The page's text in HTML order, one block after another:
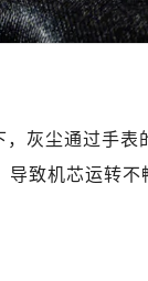
灰尘通过手表
致机芯运转